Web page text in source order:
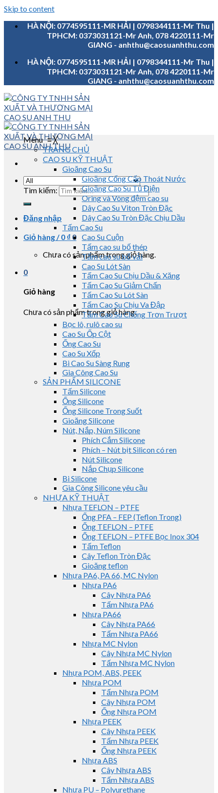
Skip to content
HÀ NỘI: 0774595111-MR HẢI | 0798344111-Mr Thu |
TPHCM: 0373031121-Mr Anh, 078 4220111-Mr
GIANG - anhthu@caosuanhthu.com
HÀ NỘI: 0774595111-MR HẢI | 0798344111-Mr Thu |
TPHCM: 0373031121-Mr Anh, 078 4220111-Mr
GIANG - anhthu@caosuanhthu.com
Tìm kiếm:
Đăng nhập
Giỏ hàng /0 ₫ 0
Chưa có sản phẩm trong giỏ hàng.
0
Giỏ hàng
Chưa có sản phẩm trong giỏ hàng.
Menu≡╳
TRANG CHỦ
CAO SU KỸ THUẬT
Gioăng Cao Su
Gioăng Cống Cấp Thoát Nước
Gioăng Cao Su Tủ Điện
Oring và Vòng đệm cao su
Dây Cao Su Viton Tròn Đặc
Dây Cao Su Tròn Đặc Chịu Dầu
Tấm Cao Su
Cao Su Cuộn
Tấm cao su bố thép
Tấm cao su bố vải
Cao Su Lót Sàn
Tấm Cao Su Chịu Dầu & Xăng
Tấm Cao Su Giảm Chấn
Tấm Cao Su Lót Sàn
Tấm Cao Su Chịu Va Đập
Tấm Cao Su Chống Trơn Trượt
Bọc lô, rulô cao su
Cao Su Ốp Cột
Ống Cao Su
Cao Su Xốp
Bi Cao Su Sàng Rung
Gia Công Cao Su
SẢN PHẨM SILICONE
Tấm Silicone
Ống Silicone
Ống Silicone Trong Suốt
Gioăng Silicone
Nút, Nắp, Núm Silicone
Phích Cắm Silicone
Phích – Nút bịt Silicon có ren
Nút Silicone
Nắp Chụp Silicone
Bi Silicone
Gia Công Silicone yêu cầu
NHỰA KỸ THUẬT
Nhựa TEFLON – PTFE
Ống PFA – FEP (Teflon Trong)
Ống TEFLON – PTFE
Ống TEFLON – PTFE Bọc Inox 304
Tấm Teflon
Cây Teflon Tròn Đặc
Gioăng teflon
Nhựa PA6, PA 66, MC Nylon
Nhựa PA6
Cây Nhựa PA6
Tấm Nhựa PA6
Nhựa PA66
Cây Nhựa PA66
Tấm Nhựa PA66
Nhựa MC Nylon
Cây Nhựa MC Nylon
Tấm Nhựa MC Nylon
Nhựa POM, ABS, PEEK
Nhựa POM
Tấm Nhựa POM
Cây Nhựa POM
Ống Nhựa POM
Nhựa PEEK
Cây Nhựa PEEK
Tấm Nhựa PEEK
Ống Nhựa PEEK
Nhựa ABS
Cây Nhựa ABS
Tấm Nhựa ABS
Nhựa PU – Polyurethane